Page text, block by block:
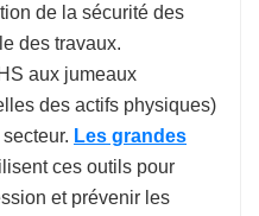
de la sécurité des
des travaux.
aux jumeaux
des actifs physiques)
Les grandes
ces outils pour
et prévenir les